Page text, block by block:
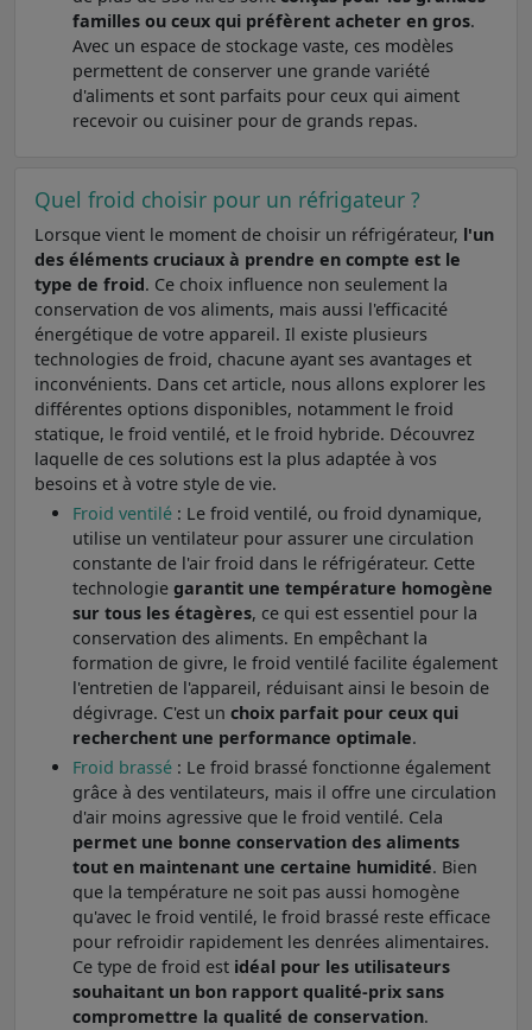
familles ou ceux qui préfèrent acheter en gros.
Avec un espace de stockage vaste, ces modèles
permettent de conserver une grande variété
d'aliments et sont parfaits pour ceux qui aiment
recevoir ou cuisiner pour de grands repas.
Quel froid choisir pour un réfrigateur ?
Lorsque vient le moment de choisir un réfrigérateur, l'un
des éléments cruciaux à prendre en compte est le
type de froid. Ce choix influence non seulement la
conservation de vos aliments, mais aussi l'efficacité
énergétique de votre appareil. Il existe plusieurs
technologies de froid, chacune ayant ses avantages et
inconvénients. Dans cet article, nous allons explorer les
différentes options disponibles, notamment le froid
statique, le froid ventilé, et le froid hybride. Découvrez
laquelle de ces solutions est la plus adaptée à vos
besoins et à votre style de vie.
Froid ventilé : Le froid ventilé, ou froid dynamique,
utilise un ventilateur pour assurer une circulation
constante de l'air froid dans le réfrigérateur. Cette
technologie garantit une température homogène
sur tous les étagères, ce qui est essentiel pour la
conservation des aliments. En empêchant la
formation de givre, le froid ventilé facilite également
l'entretien de l'appareil, réduisant ainsi le besoin de
dégivrage. C'est un choix parfait pour ceux qui
recherchent une performance optimale.
Froid brassé : Le froid brassé fonctionne également
grâce à des ventilateurs, mais il offre une circulation
d'air moins agressive que le froid ventilé. Cela
permet une bonne conservation des aliments
tout en maintenant une certaine humidité. Bien
que la température ne soit pas aussi homogène
qu'avec le froid ventilé, le froid brassé reste efficace
pour refroidir rapidement les denrées alimentaires.
Ce type de froid est idéal pour les utilisateurs
souhaitant un bon rapport qualité-prix sans
compromettre la qualité de conservation.